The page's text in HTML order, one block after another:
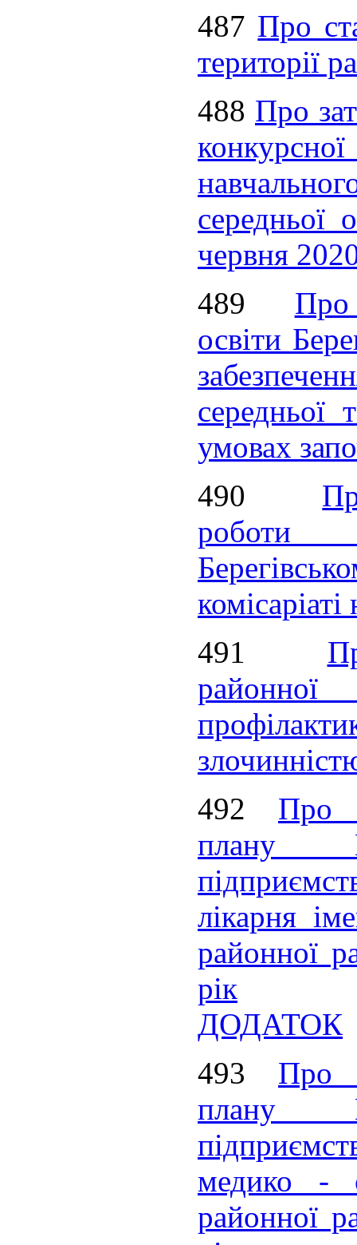
487 Про
території
488 Про
середньої
червня
489
освіти
середньої
умовах
490
491
492 Про
плану
лікарня
районної
рік
ДОДАТОК
493 Про
плану
медико -
районної